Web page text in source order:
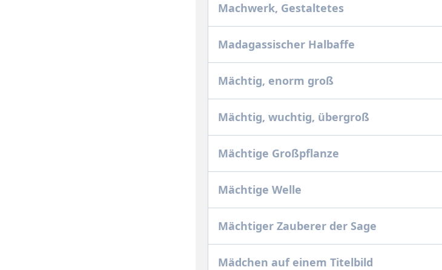
Machwerk, Gestaltetes
Madagassischer Halbaffe
Mächtig, enorm groß
Mächtig, wuchtig, übergroß
Mächtige Großpflanze
Mächtige Welle
Mächtiger Zauberer der Sage
Mädchen auf einem Titelbild